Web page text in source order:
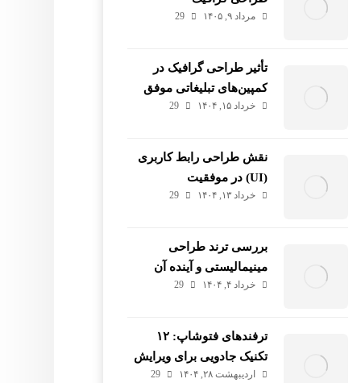
مرداد ۹, ۱۴۰۵ 29
تأثیر طراحی گرافیک در
کمپین‌های تبلیغاتی موفق
خرداد ۱۵, ۱۴۰۴ 29
نقش طراحی رابط کاربری
(UI) در موفقیت
وب‌سایت‌ها و اپلیکیشن‌ها
خرداد ۱۳, ۱۴۰۴ 29
بررسی ترند طراحی
مینیمالیستی و آینده آن
خرداد ۴, ۱۴۰۴ 29
ترفندهای فتوشاپ: ۱۲
تکنیک جادویی برای ویرایش
عکس حرفه‌ای
اردیبهشت ۲۸, ۱۴۰۴ 29